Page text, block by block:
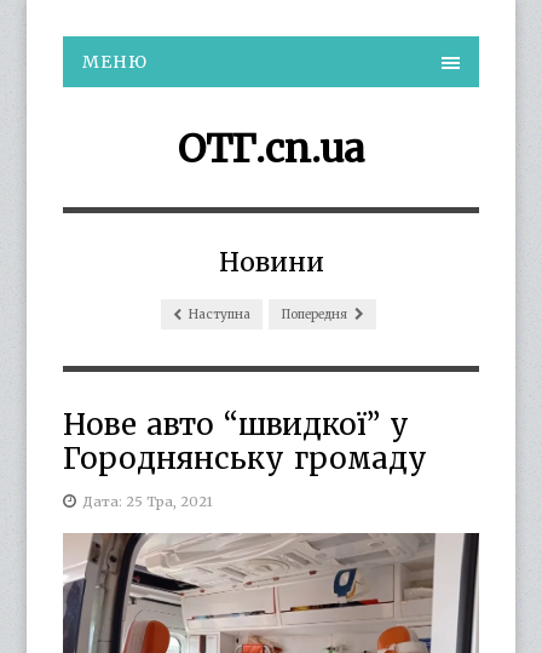
МЕНЮ
ОТГ.cn.ua
Новини
Наступна Попередня
Нове авто “швидкої” у
Городнянську громаду
Дата: 25 Тра, 2021